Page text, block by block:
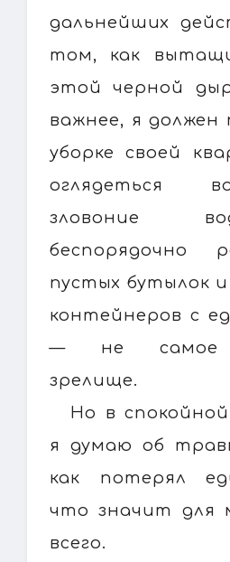
дальнейших
том, как
этой черной
важнее, я должен
уборке своей
оглядеться
зловоние
беспорядочно
пустых бутылок
контейнеров с
— не самое
зрелище.
Но в
я думаю об
как потерял
что значит для
всего.